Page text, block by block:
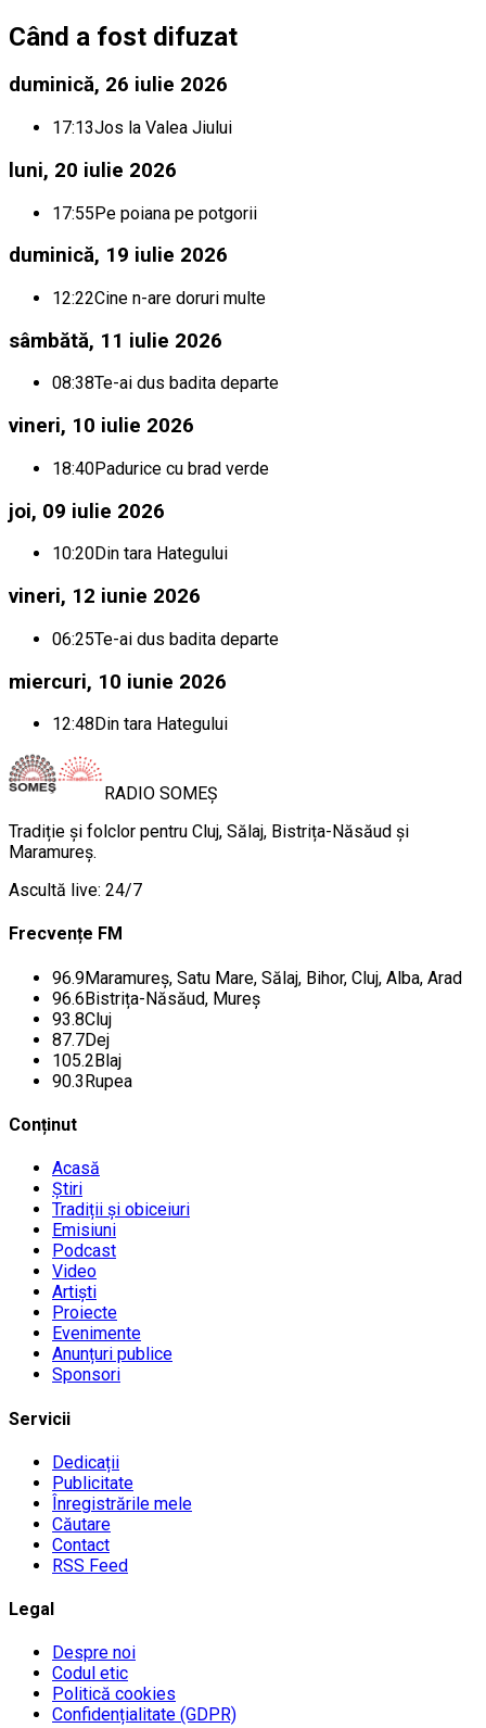
Când a fost difuzat
duminică, 26 iulie 2026
17:13Jos la Valea Jiului
luni, 20 iulie 2026
17:55Pe poiana pe potgorii
duminică, 19 iulie 2026
12:22Cine n-are doruri multe
sâmbătă, 11 iulie 2026
08:38Te-ai dus badita departe
vineri, 10 iulie 2026
18:40Padurice cu brad verde
joi, 09 iulie 2026
10:20Din tara Hategului
vineri, 12 iunie 2026
06:25Te-ai dus badita departe
miercuri, 10 iunie 2026
12:48 Din tara Hategului
RADIO SOMEȘ
Tradiție și folclor pentru Cluj, Sălaj, Bistrița-Năsăud și
Maramureș.
Ascultă live: 24/7
Frecvențe FM
96.9Maramureș, Satu Mare, Sălaj, Bihor, Cluj, Alba, Arad
96.6Bistrița-Năsăud, Mureș
93.8Cluj
87.7Dej
105.2Blaj
90.3Rupea
Conținut
Acasă
Știri
Tradiții și obiceiuri
Emisiuni
Podcast
Video
Artiști
Proiecte
Evenimente
Anunțuri publice
Sponsori
Servicii
Dedicații
Publicitate
Înregistrările mele
Căutare
Contact
RSS Feed
Legal
Despre noi
Codul etic
Politică cookies
Confidențialitate (GDPR)